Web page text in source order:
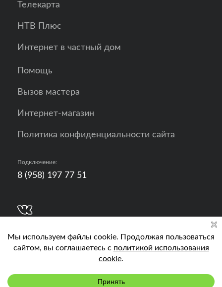
Подключить
Телекарта
НТВ Плюс
Интернет в частный дом
Помощь
Вызов мастера
Интернет-магазин
Политика конфиденциальности сайта
Подключение:
8 (958) 197 77 51
Кислород